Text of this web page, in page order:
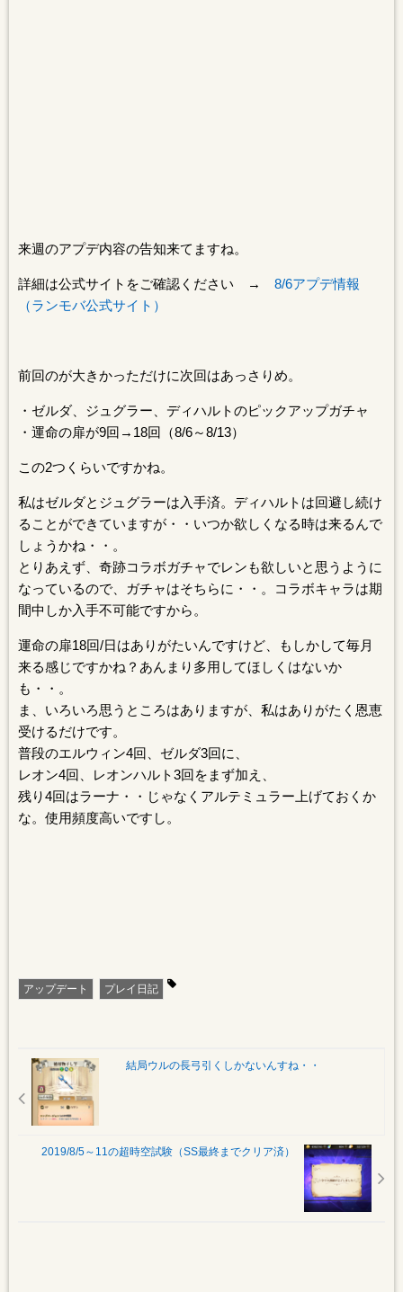
来週のアプデ内容の告知来てますね。
詳細は公式サイトをご確認ください → 8/6アプデ情報
（ランモバ公式サイト）
前回のが大きかっただけに次回はあっさりめ。
・ゼルダ、ジュグラー、ディハルトのピックアップガチャ
・運命の扉が9回→18回（8/6～8/13）
この2つくらいですかね。
私はゼルダとジュグラーは入手済。ディハルトは回避し続け
ることができていますが・・いつか欲しくなる時は来るんで
しょうかね・・。
とりあえず、奇跡コラボガチャでレンも欲しいと思うように
なっているので、ガチャはそちらに・・。コラボキャラは期
間中しか入手不可能ですから。
運命の扉18回/日はありがたいんですけど、もしかして毎月
来る感じですかね？あんまり多用してほしくはないか
も・・。
ま、いろいろ思うところはありますが、私はありがたく恩恵
受けるだけです。
普段のエルウィン4回、ゼルダ3回に、
レオン4回、レオンハルト3回をまず加え、
残り4回はラーナ・・じゃなくアルテミュラー上げておくか
な。使用頻度高いですし。
アップデート プレイ日記
結局ウルの長弓引くしかないんすね・・
2019/8/5～11の超時空試験（SS最終までクリア済）